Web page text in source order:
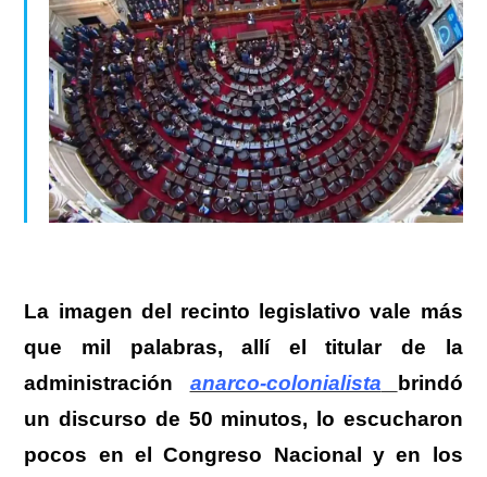
La imagen del recinto legislativo vale más
que mil palabras, allí el titular de la
administración anarco-colonialista
brindó
un discurso de 50 minutos, lo escucharon
pocos en el Congreso Nacional y en los